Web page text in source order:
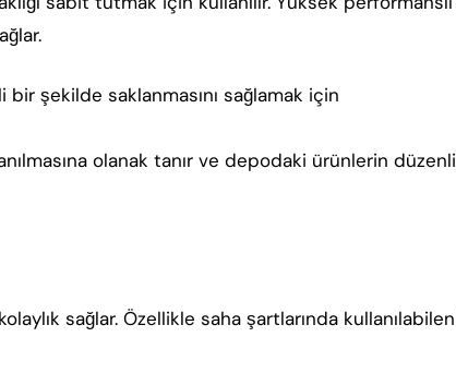
şekilde saklanmasını sağlamak için
olanak tanır ve depodaki ürünlerin
sağlar. Özellikle saha şartlarında